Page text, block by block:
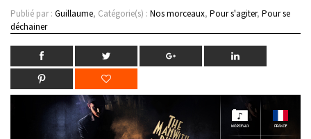
Publié par : Guillaume, Catégorie(s) : Nos morceaux, Pour s'agiter, Pour se
déchainer